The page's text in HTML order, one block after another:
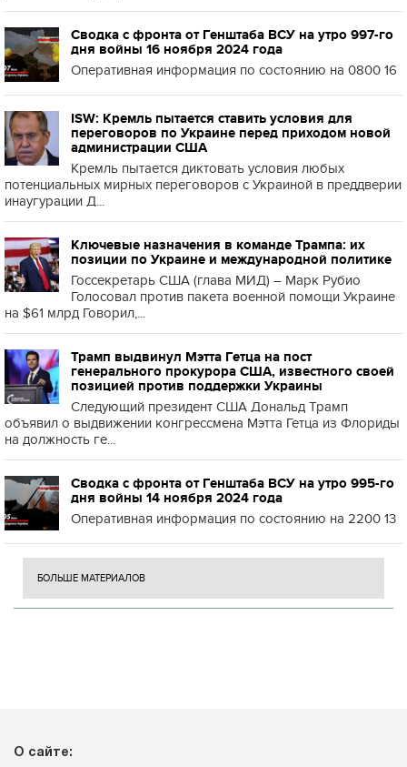
Сводка с фронта от Генштаба ВСУ на утро 997-го
дня войны 16 ноября 2024 года
Оперативная информация по состоянию на 0800 16
ISW: Кремль пытается ставить условия для
переговоров по Украине перед приходом новой
администрации США
Кремль пытается диктовать условия любых
потенциальных мирных переговоров с Украиной в преддверии
инаугурации Д...
Ключевые назначения в команде Трампа: их
позиции по Украине и международной политике
Госсекретарь США (глава МИД) – Марк Рубио
Голосовал против пакета военной помощи Украине
на $61 млрд Говорил,...
Трамп выдвинул Мэтта Гетца на пост
генерального прокурора США, известного своей
позицией против поддержки Украины
Следующий президент США Дональд Трамп
объявил о выдвижении конгрессмена Мэтта Гетца из Флориды
на должность ге...
Сводка с фронта от Генштаба ВСУ на утро 995-го
дня войны 14 ноября 2024 года
Оперативная информация по состоянию на 2200 13
БОЛЬШЕ МАТЕРИАЛОВ
О сайте: